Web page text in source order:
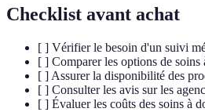
Checklist avant achat
[ ] Vérifier le besoin d'un suivi
[ ] Comparer les options de
[ ] Assurer la disponibilité des
[ ] Consulter les avis sur les
[ ] Évaluer les coûts des soins à